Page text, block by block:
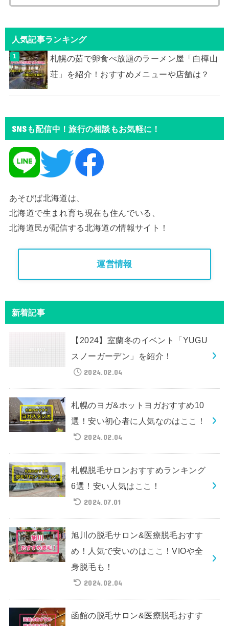
人気記事ランキング
札幌の茹で卵食べ放題のラーメン屋「白樺山
荘」を紹介！おすすめメニューや店舗は？
SNSも配信中！旅行の相談もお気軽に！
あそびば北海道は、
北海道で生まれ育ち現在も住んでいる、
北海道民が配信する北海道の情報サイト！
運営情報
新着記事
【2024】室蘭冬のイベント「YUGU
スノーガーデン」を紹介！
2024.02.04
札幌のヨガ&ホットヨガおすすめ10
選！安い初心者に人気なのはここ！
2024.02.04
札幌脱毛サロンおすすめランキング
6選！安い人気はここ！
2024.07.01
旭川の脱毛サロン&医療脱毛おすす
め！人気で安いのはここ！VIOや全
身脱毛も！
2024.02.04
函館の脱毛サロン&医療脱毛おすす